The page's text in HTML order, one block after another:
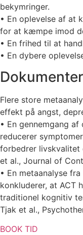
bekymringer.
• En oplevelse af at
for at kæmpe imod
• En frihed til at
• En dybere
Flere store
effekt på angst,
• En gennemgang
reducerer
forbedrer
et al., Journal of
• En metaanalyse fra
konkluderer, at ACT
traditionel kognitiv
Tjak et al.,
BOOK TID